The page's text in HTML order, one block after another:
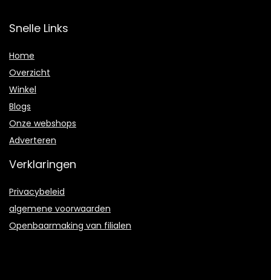
Snelle Links
Home
Overzicht
Winkel
Blogs
Onze webshops
Adverteren
Verklaringen
Privacybeleid
algemene voorwaarden
Openbaarmaking van filialen